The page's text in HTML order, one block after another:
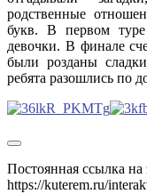
родственные
букв. В первом
девочки. В финале
были розданы
ребята разошлись по
Постоянная ссылка на
https://kuterem.ru/